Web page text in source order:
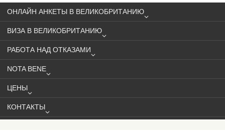
VISA@VIKIVISA.RU
ОНЛАЙН АНКЕТЫ В ВЕЛИКОБРИТАНИЮ
ВИЗА В ВЕЛИКОБРИТАНИЮ
РАБОТА НАД ОТКАЗАМИ
NOTA BENE
ЦЕНЫ
КОНТАКТЫ